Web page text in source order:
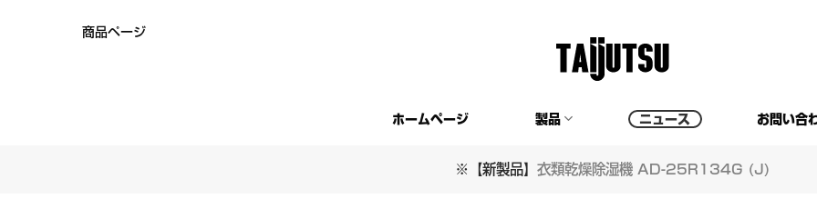
商品ページ
ホームページ 製品 ニュース お問い合
※【新製品】 衣類乾燥除湿機 AD-25R134G (J)